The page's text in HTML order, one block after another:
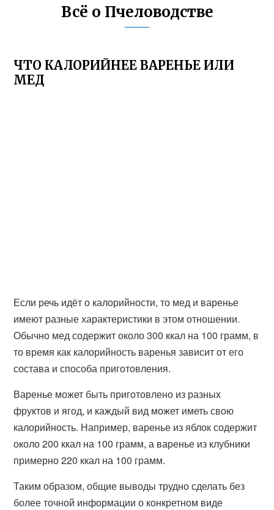
Всё о Пчеловодстве
ЧТО КАЛОРИЙНЕЕ ВАРЕНЬЕ ИЛИ
МЕД
Если речь идёт о калорийности, то мед и варенье
имеют разные характеристики в этом отношении.
Обычно мед содержит около 300 ккал на 100 грамм, в
то время как калорийность варенья зависит от его
состава и способа приготовления.
Варенье может быть приготовлено из разных
фруктов и ягод, и каждый вид может иметь свою
калорийность. Например, варенье из яблок содержит
около 200 ккал на 100 грамм, а варенье из клубники
примерно 220 ккал на 100 грамм.
Таким образом, общие выводы трудно сделать без
более точной информации о конкретном виде